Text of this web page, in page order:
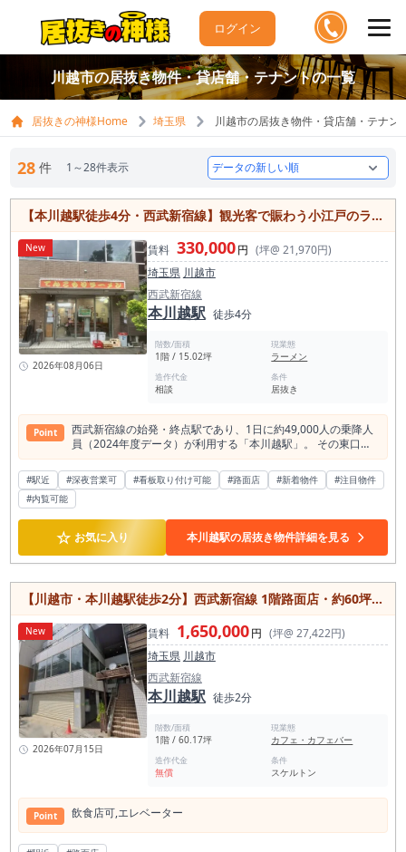
ログイン
川越市の居抜き物件・貸店舗・テナントの一覧
居抜きの神様Home 埼玉県 川越市の居抜き物件・貸店舗・テナン
28 件 1～28件表示
【本川越駅徒歩4分・西武新宿線】観光客で賑わう小江戸のラーメン屋居抜き物件／クレアモール沿い／約15坪〈営業制限・業態変更なし〉
New
2026年08月06日
賃料 330,000円 (坪@ 21,970円)
埼玉県 川越市
西武新宿線
本川越駅 徒歩4分
階数/面積
1階 / 15.02坪
現業態
ラーメン
造作代金
相談
条件
居抜き
Point
西武新宿線の始発・終点駅であり、1日に約49,000人の乗降人
員（2024年度データ）が利用する「本川越駅」。 その東口か
ら徒歩4分、川越市新富町に位置する飲食店向けの居抜き物件
のご紹介です。 川越エリアは、都心へ通勤・通学する居住者
と、観光目的の来訪者が利用する商圏です。 本物件は本川越駅
り、飲食店などの新規出店候補地としてご検討いただけます。
本川越駅周辺の商圏は、駅の出口によって特徴が異なります。
2016年に開設された西口側は住宅街が広がっているのに対
し、本物件のある東口側は商業施設や飲食店が集中していま
休日ともに10代から20代を中心とした通行量が見受けられま
す。 また、本川越駅から徒歩圏内には「蔵造りの町並み」や
「時の鐘」などの観光エリアが広がっています。 本物件が位置
する新富町1丁目は、これら二つのエリアを行き来する歩行者
が通るルートの途中にあります。 周辺の通行者の層は、時間帯
によって変化します。 日中は観光地へ向かう来訪者や、近隣の
学校へ通う学生が通行します。 夕方以降は、都心から帰宅する
地元住民の通行が増加する環境です。 本川越駅から徒歩3分と
いう距離にあり、目的の店舗へ向かう際の道案内や、待ち合わ
せ場所の指定も行いやすい立地です。 SNSやグルメサイトなど
を活用した店舗情報の発信にも対応しやすい環境にあります。
本物件の半径500m圏内には約390件の飲食店が営業してお
り、外食目的の来街者が訪れるエリアです。 出店傾向の内訳を
見ると、居酒屋が約116件、カフェが約52件ある一方、ラーメ
周辺環境やデータをご参考いただき、ラーメンやファストフー
ド業態、あるいは観光客や地元住民に向けた和食、洋食、ビス
トロやカフェなど、様々な業態での店舗作りをご検討いただけ
#駅近 #深夜営業可 #看板取り付け可能 #路面店 #新着物件
#注目物件
#内覧可能
☆ お気に入り 本川越駅の居抜き物件詳細を見る
【川越市・本川越駅徒歩2分】西武新宿線 1階路面店・約60坪の大型店舗
New
2026年07月15日
賃料 1,650,000円 (坪@ 27,422円)
埼玉県 川越市
西武新宿線
本川越駅 徒歩2分
階数/面積
1階 / 60.17坪
現業態
カフェ・カフェバー
造作代金
無償
条件
スケルトン
Point 飲⾷店可,エレベーター